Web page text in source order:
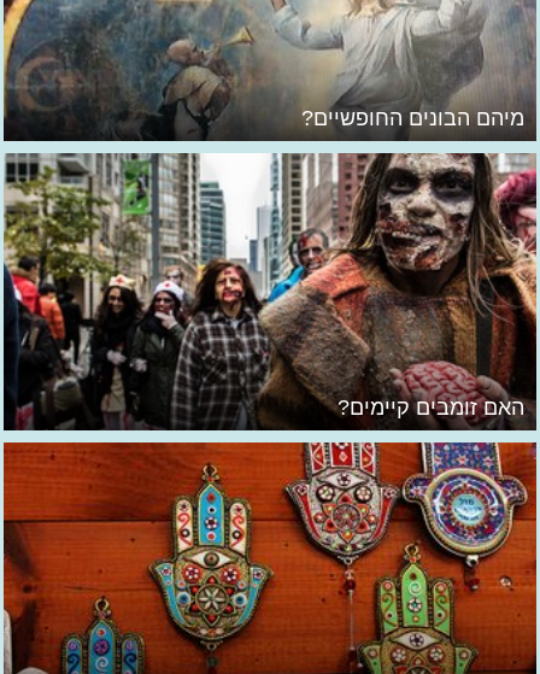
מיהם הבונים החופשיים?
האם זומבים קיימים?